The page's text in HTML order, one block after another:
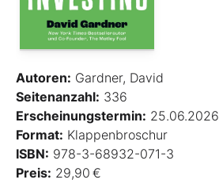
Autoren: Gardner, David
Seitenanzahl: 336
Erscheinungstermin: 25.06.2026
Format: Klappenbroschur
ISBN: 978-3-68932-071-3
Preis: 29,90 €